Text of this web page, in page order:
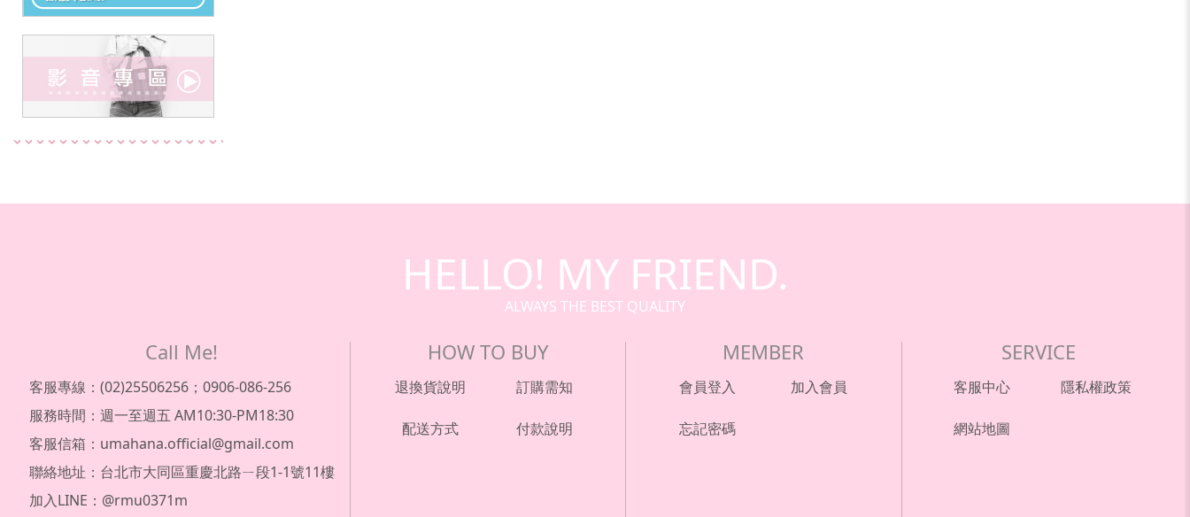
HELLO! MY FRIEND.
ALWAYS THE BEST QUALITY
Call Me!
客服專線：(02)25506256；0906-086-256
服務時間：週一至週五 AM10:30-PM18:30
客服信箱：umahana.official@gmail.com
聯絡地址：台北市大同區重慶北路ㄧ段1-1號11樓
加入LINE：@rmu0371m
HOW TO BUY
退換貨說明 訂購需知
配送方式 付款說明
MEMBER
會員登入 加入會員
忘記密碼
SERVICE
客服中心 隱私權政策
網站地圖